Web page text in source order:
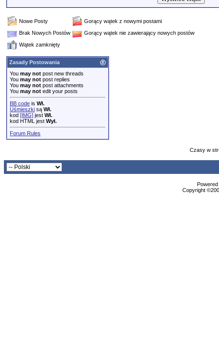
Nowe Posty
Gorący wątek z nowymi postami
Brak Nowych Postów
Gorący wątek nie zawierający nowych postów
Wątek zamknięty
Zasady Postowania
You may not post new threads
You may not post replies
You may not post attachments
You may not edit your posts
BB code is Wł.
Uśmieszki są Wł.
kod [IMG] jest Wł.
kod HTML jest Wył.
Forum Rules
Czasy w
Copyright